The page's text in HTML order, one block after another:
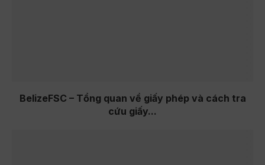
BelizeFSC – Tổng quan về giấy phép và cách tra
cứu giấy...